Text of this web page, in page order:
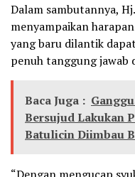
Dalam sambutannya,
menyampaikan
yang baru dilantik
penuh tanggung jawab
Baca Juga :
Bersujud Lakukan
Batulicin Diimbau